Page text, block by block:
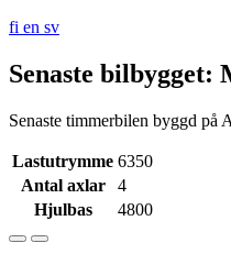
fi en sv
Senaste bilbygget:
Senaste timmerbilen byggd på
Lastutrymme 6350
Antal axlar
4
Hjulbas
4800